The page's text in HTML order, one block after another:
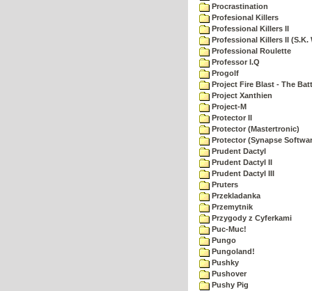
Procrastination
Profesional Killers
Professional Killers II
Professional Killers II (S.K.
Professional Roulette
Professor I.Q
Progolf
Project Fire Blast - The
Project Xanthien
Project-M
Protector II
Protector (Mastertronic)
Protector (Synapse
Prudent Dactyl
Prudent Dactyl II
Prudent Dactyl III
Pruters
Przekladanka
Przemytnik
Przygody z Cyferkami
Puc-Muc!
Pungo
Pungoland!
Pushky
Pushover
Pushy Pig